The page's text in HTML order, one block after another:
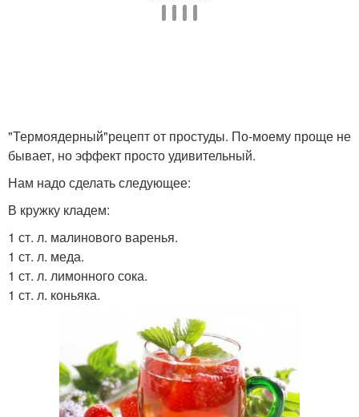
"Термоядерный"рецепт от простуды. По-моему проще не
бывает, но эффект просто удивительный.
Нам надо сделать следующее:
В кружку кладем:
1 ст. л. малинового варенья.
1 ст. л. меда.
1 ст. л. лимонного сока.
1 ст. л. коньяка.